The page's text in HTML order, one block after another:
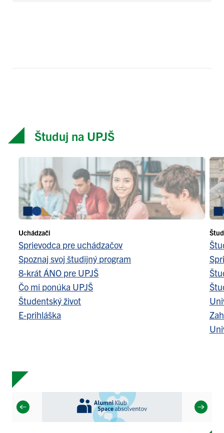
Študuj na UPJŠ
Uchádzači
Sprievodca pre uchádzačov
Spoznaj svoj študijný program
8-krát ÁNO pre UPJŠ
Čo mi ponúka UPJŠ
Študentský život
E-prihláška